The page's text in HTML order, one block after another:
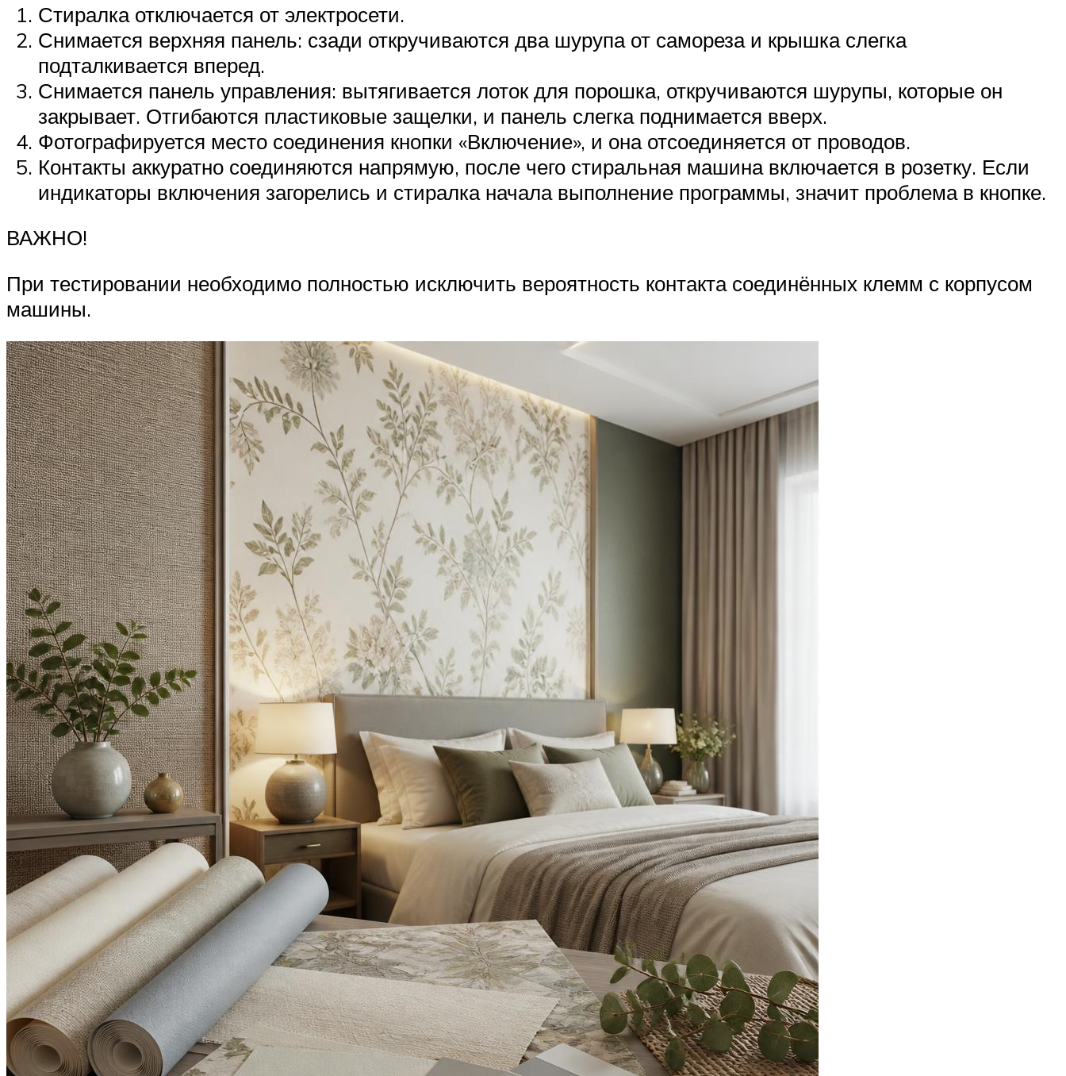
Стиралка отключается от электросети.
Снимается верхняя панель: сзади откручиваются два шурупа от самореза и крышка слегка
подталкивается вперед.
Снимается панель управления: вытягивается лоток для порошка, откручиваются шурупы, которые он
закрывает. Отгибаются пластиковые защелки, и панель слегка поднимается вверх.
Фотографируется место соединения кнопки «Включение», и она отсоединяется от проводов.
Контакты аккуратно соединяются напрямую, после чего стиральная машина включается в розетку. Если
индикаторы включения загорелись и стиралка начала выполнение программы, значит проблема в кнопке.
ВАЖНО!
При тестировании необходимо полностью исключить вероятность контакта соединённых клемм с корпусом
машины.